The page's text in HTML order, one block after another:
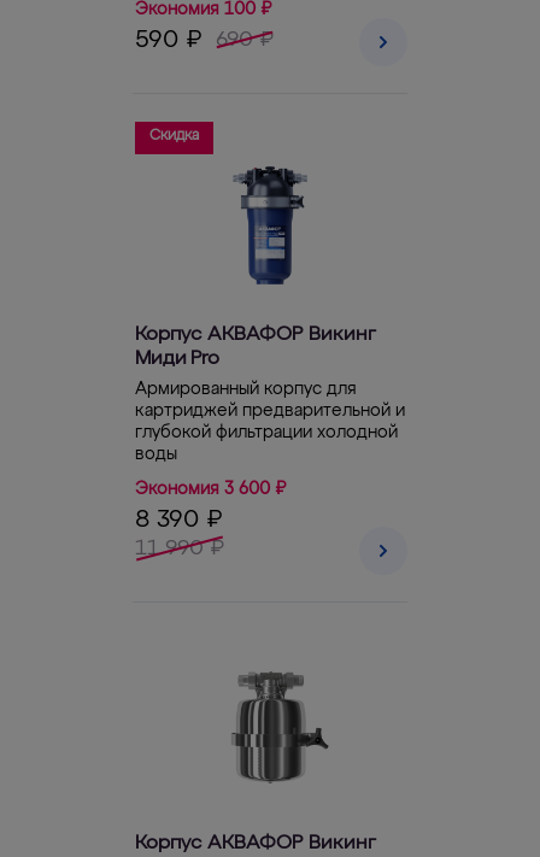
Экономия 100 ₽
590 ₽ 690 ₽
Скидка
Корпус АКВАФОР Викинг
Миди Pro
Армированный корпус для
картриджей предварительной и
глубокой фильтрации холодной
воды
Экономия 3 600 ₽
8 390 ₽
11 990 ₽
Корпус АКВАФОР Викинг